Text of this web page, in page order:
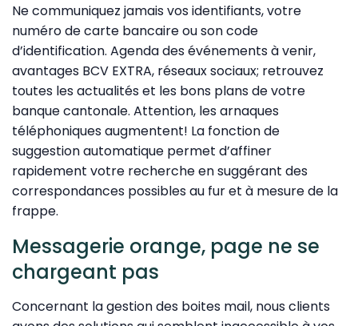
Ne communiquez jamais vos identifiants, votre
numéro de carte bancaire ou son code
d’identification. Agenda des événements à venir,
avantages BCV EXTRA, réseaux sociaux; retrouvez
toutes les actualités et les bons plans de votre
banque cantonale. Attention, les arnaques
téléphoniques augmentent! La fonction de
suggestion automatique permet d’affiner
rapidement votre recherche en suggérant des
correspondances possibles au fur et à mesure de la
frappe.
Messagerie orange, page ne se
chargeant pas
Concernant la gestion des boites mail, nous clients